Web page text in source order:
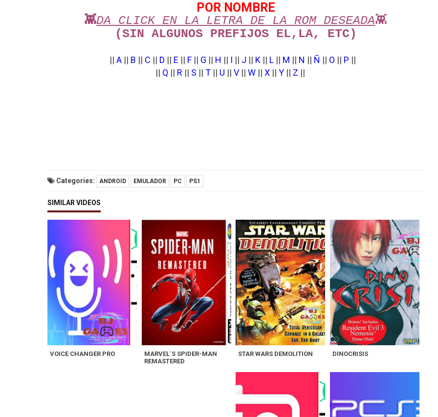
POR NOMBRE
👾DA CLICK EN LA LETRA DE LA ROM DESEADA👾
(SIN ALGUNOS PREFIJOS EL,LA, ETC)
||A || B || C || D || E || F || G || H || I || J || K || L || M || N || Ñ || O || P ||
|| Q || R || S ||T || U || V ||W ||X ||Y || Z ||
Categories: ANDROID EMULADOR PC PS1
SIMILAR VIDEOS
VOICE CHANGER PRO
MARVEL´S SPIDER-MAN
REMASTERED
STAR WARS DEMOLITION DINOCRISIS